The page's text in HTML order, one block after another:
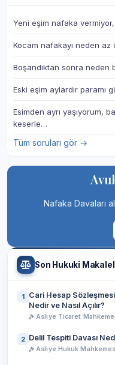
Yeni eşim nafaka
Kocam nafakayı neden az
Boşandıktan sonra neden
Eski eşim aylardır paramı
Esimden ayrı yaşıyorum,
keserle…
Tüm soruları gör →
Nafaka Davaları
Son Hukuki
1
Cari Hesap
Nedir ve Nasıl Açılır?
Asliye Ticaret
2 Delil Tespiti Davası
Asliye Hukuk